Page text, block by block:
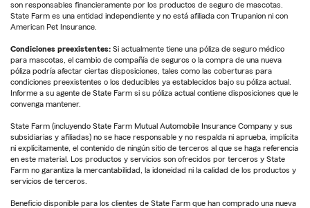
son responsables financieramente por los productos de seguro de mascotas.
State Farm es una entidad independiente y no está afiliada con Trupanion ni con
American Pet Insurance.
Condiciones preexistentes: Si actualmente tiene una póliza de seguro médico
para mascotas, el cambio de compañía de seguros o la compra de una nueva
póliza podría afectar ciertas disposiciones, tales como las coberturas para
condiciones preexistentes o los deducibles ya establecidos bajo su póliza actual.
Informe a su agente de State Farm si su póliza actual contiene disposiciones que le
convenga mantener.
State Farm (incluyendo State Farm Mutual Automobile Insurance Company y sus
subsidiarias y afiliadas) no se hace responsable y no respalda ni aprueba, implícita
ni explícitamente, el contenido de ningún sitio de terceros al que se haga referencia
en este material. Los productos y servicios son ofrecidos por terceros y State
Farm no garantiza la mercantabilidad, la idoneidad ni la calidad de los productos y
servicios de terceros.
Beneficio disponible para los clientes de State Farm que han comprado una nueva